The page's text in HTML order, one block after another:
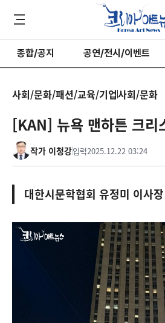
종합/공지 공연/전시/이벤트
사회/문화/패션/교육/기업사회/문화
[KAN] 뉴욕 맨하튼 크리
작가 이청강입력2025.12.22 03:24
대한시문학협회 유정미 이사